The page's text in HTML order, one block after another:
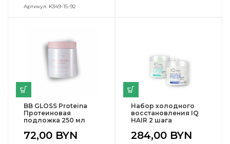
Артикул: K349-15-92
BB GLOSS Proteina
Протеиновая
подложка 250 мл
72,00 BYN
Набор холодного
восстановления IQ
HAIR 2 шага
284,00 BYN